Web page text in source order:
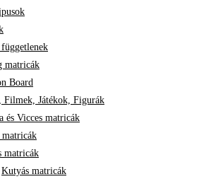
matricák
Board
Filmek, Játékok, Figurák
és Vicces matricák
matricák
matricák
Kutyás matricák